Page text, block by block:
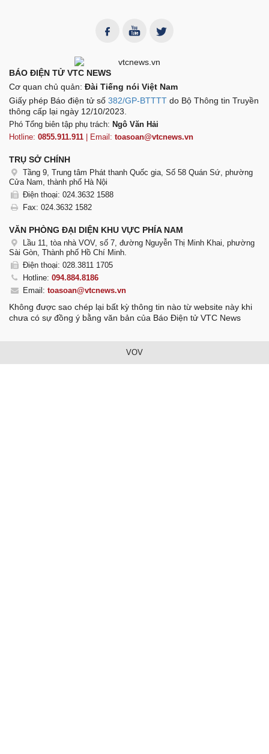
BÁO ĐIỆN TỬ VTC NEWS
Cơ quan chủ quản: Đài Tiếng nói Việt Nam
Giấy phép Báo điện tử số 382/GP-BTTTT do Bộ Thông tin Truyền
thông cấp lại ngày 12/10/2023.
Phó Tổng biên tập phụ trách: Ngô Văn Hải
Hotline: 0855.911.911 | Email: toasoan@vtcnews.vn
TRỤ SỞ CHÍNH
Tầng 9, Trung tâm Phát thanh Quốc gia, Số 58 Quán Sứ, phường
Cửa Nam, thành phố Hà Nội
Điện thoại: 024.3632 1588
Fax: 024.3632 1582
VĂN PHÒNG ĐẠI DIỆN KHU VỰC PHÍA NAM
Lầu 11, tòa nhà VOV, số 7, đường Nguyễn Thị Minh Khai, phường
Sài Gòn, Thành phố Hồ Chí Minh.
Điện thoại: 028.3811 1705
Hotline:094.884.8186
Email:toasoan@vtcnews.vn
Không được sao chép lại bất kỳ thông tin nào từ website này khi
chưa có sự đồng ý bằng văn bản của Báo Điện tử VTC News
VOV